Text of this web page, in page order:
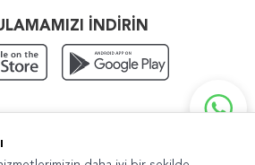
İNDİRİN